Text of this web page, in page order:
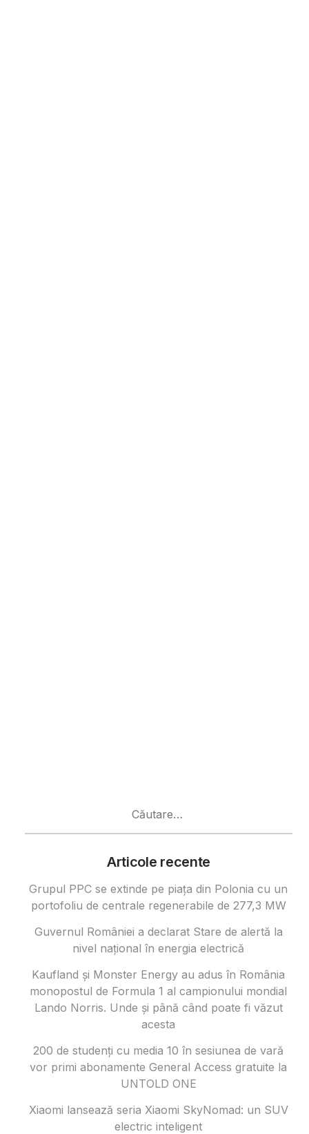
Articole recente
Grupul PPC se extinde pe piața din Polonia cu un
portofoliu de centrale regenerabile de 277,3 MW
Guvernul României a declarat Stare de alertă la
nivel național în energia electrică
Kaufland și Monster Energy au adus în România
monopostul de Formula 1 al campionului mondial
Lando Norris. Unde și până când poate fi văzut
acesta
200 de studenți cu media 10 în sesiunea de vară
vor primi abonamente General Access gratuite la
UNTOLD ONE
Xiaomi lansează seria Xiaomi SkyNomad: un SUV
electric inteligent